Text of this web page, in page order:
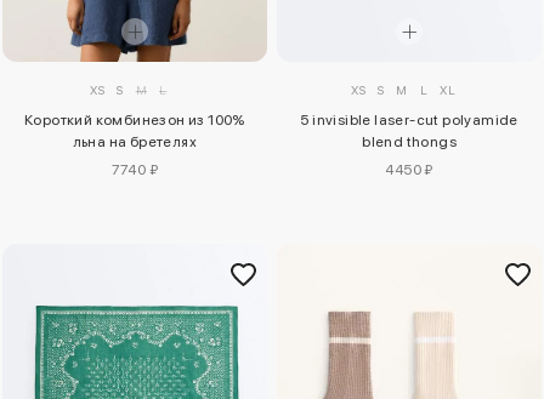
XS S M L
Короткий комбинезон из 100%
льна на бретелях
7740 ₽
XS S M L XL
5 invisible laser-cut polyamide
blend thongs
4450 ₽